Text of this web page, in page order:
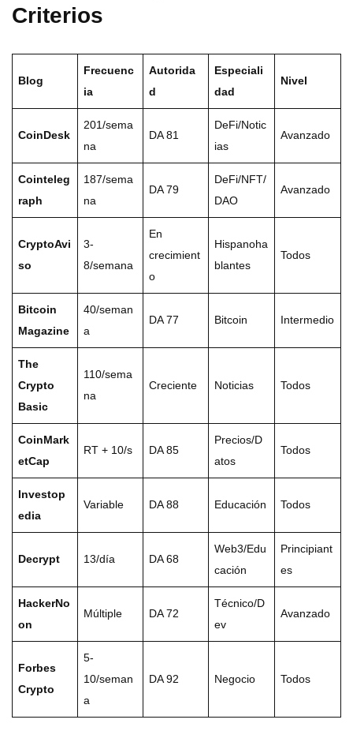
Criterios
Blog
Frecuenc
ia
Autorida
d
Especiali
dad
Nivel
CoinDesk
201/sema
na
DA 81
DeFi/Notic
ias
Avanzado
Cointeleg
raph
187/sema
na
DA 79
DeFi/NFT/
DAO
Avanzado
CryptoAvi
so
3-
8/semana
En
crecimient
o
Hispanoha
blantes
Todos
Bitcoin
Magazine
40/seman
a
DA 77 Bitcoin Intermedio
The
Crypto
Basic
110/sema
na
Creciente Noticias Todos
CoinMark
etCap
RT + 10/s DA 85
Precios/D
atos
Todos
Investop
edia
Variable DA 88 Educación Todos
Decrypt 13/día DA 68
Web3/Edu
cación
Principiant
es
HackerNo
on
Múltiple DA 72
Técnico/D
ev
Avanzado
Forbes
Crypto
5-
10/seman
a
DA 92 Negocio Todos